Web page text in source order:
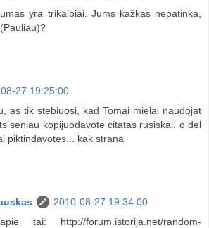
yra trikalbiai. Jums kažkas nepatinka,
27 19:25:00
as tik stebiuosi, kad Tomai mielai naudojat
seniau kopijuodavote citatas rusiskai, o del
piktindavotes... kak strana
2010-08-27 19:34:00
tai: http://forum.istorija.net/random-